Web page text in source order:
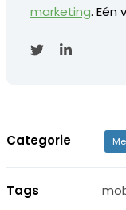
marketing. Eén
Categorie
Tags